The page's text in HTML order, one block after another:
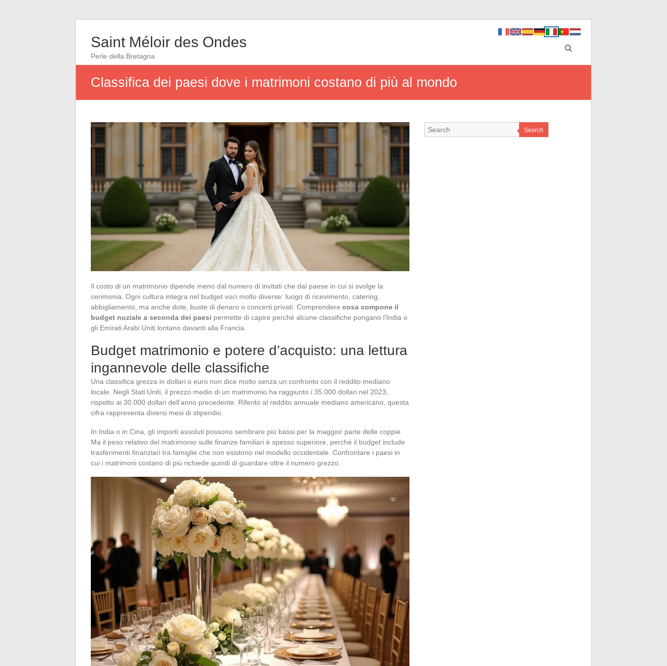
Saint Méloir des Ondes
Perle della Bretagna
Classifica dei paesi dove i matrimoni costano di più al mondo
Il costo di un matrimonio dipende meno dal numero di invitati che dal paese in cui si svolge la
cerimonia. Ogni cultura integra nel budget voci molto diverse: luogo di ricevimento, catering,
abbigliamento, ma anche dote, buste di denaro o concerti privati. Comprendere cosa compone il
budget nuziale a seconda dei paesi permette di capire perché alcune classifiche pongano l’India o
gli Emirati Arabi Uniti lontano davanti alla Francia.
Budget matrimonio e potere d’acquisto: una lettura
ingannevole delle classifiche
Una classifica grezza in dollari o euro non dice molto senza un confronto con il reddito mediano
locale. Negli Stati Uniti, il prezzo medio di un matrimonio ha raggiunto i 35.000 dollari nel 2023,
rispetto ai 30.000 dollari dell’anno precedente. Riferito al reddito annuale mediano americano, questa
cifra rappresenta diversi mesi di stipendio.
In India o in Cina, gli importi assoluti possono sembrare più bassi per la maggior parte delle coppie.
Ma il peso relativo del matrimonio sulle finanze familiari è spesso superiore, perché il budget include
trasferimenti finanziari tra famiglie che non esistono nel modello occidentale. Confrontare i paesi in
cui i matrimoni costano di più richiede quindi di guardare oltre il numero grezzo.
Search